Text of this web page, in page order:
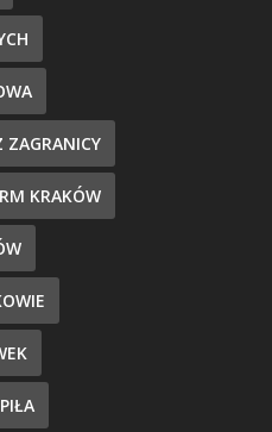
ZAGRANICY
KRAKÓW